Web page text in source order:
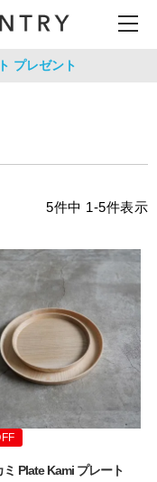
プレゼント
5件中 1-5件表示
ミ Plate Kami プレート